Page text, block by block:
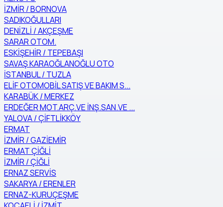
İZMİR / BORNOVA
SADIKOĞULLARI
DENİZLİ / AKÇEŞME
SARAR OTOM.
ESKİŞEHİR / TEPEBAŞI
SAVAŞ KARAOĞLANOĞLU OTO
İSTANBUL / TUZLA
ELİF OTOMOBİL SATIŞ VE BAKIM S...
KARABÜK / MERKEZ
ERDEĞER MOT.ARÇ.VE İNŞ.SAN.VE ...
YALOVA / ÇİFTLİKKÖY
ERMAT
İZMİR / GAZİEMİR
ERMAT ÇİĞLİ
İZMİR / ÇİĞLİ
ERNAZ SERVİS
SAKARYA / ERENLER
ERNAZ-KURUÇEŞME